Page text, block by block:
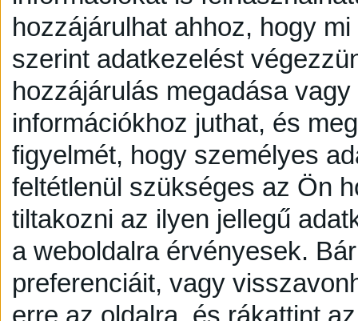
hozzájárulhat ahhoz, hogy
szerint adatkezelést
hozzájárulás megadása
információkhoz juthat, és
figyelmét, hogy személyes
feltétlenül szükséges az Ön
tiltakozni az ilyen jellegű
a weboldalra érvényesek.
preferenciáit, vagy
erre az oldalra, és rákattint